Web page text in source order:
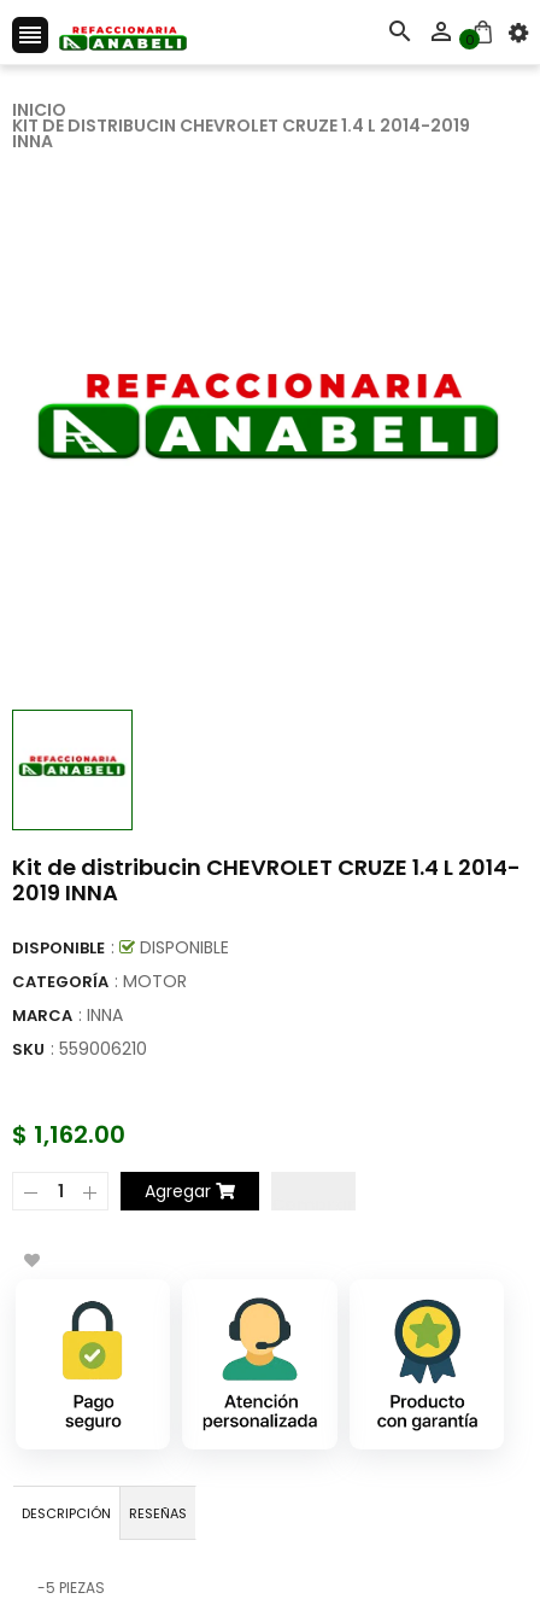
   0
INICIO
KIT DE DISTRIBUCIN CHEVROLET CRUZE 1.4 L 2014-2019
INNA
Kit de distribucin CHEVROLET CRUZE 1.4 L 2014-
2019 INNA
DISPONIBLE : DISPONIBLE
CATEGORÍA : MOTOR
MARCA : INNA
SKU : 559006210
$ 1,162.00
Agregar
DESCRIPCIÓN RESEÑAS
-5 PIEZAS